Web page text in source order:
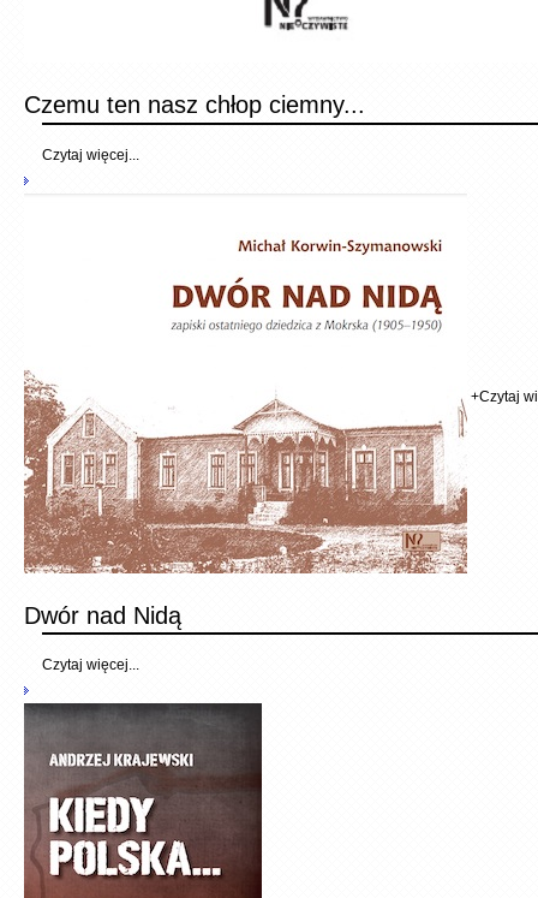
Czemu ten nasz chłop ciemny...
Czytaj więcej...
+Czytaj
Dwór nad Nidą
Czytaj więcej...